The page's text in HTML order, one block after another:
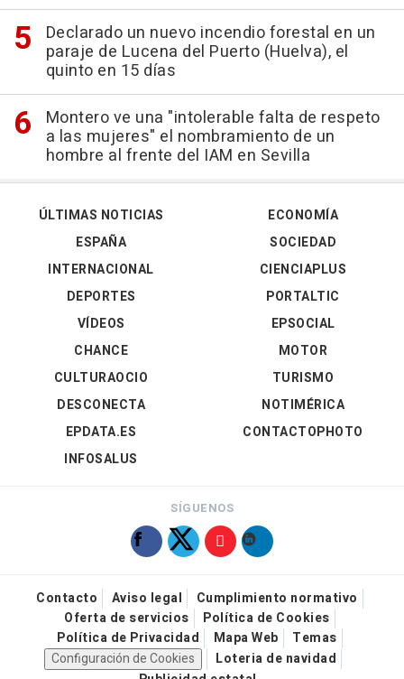
Declarado un nuevo incendio forestal en un
paraje de Lucena del Puerto (Huelva), el
quinto en 15 días
Montero ve una "intolerable falta de respeto
a las mujeres" el nombramiento de un
hombre al frente del IAM en Sevilla
ÚLTIMAS NOTICIAS
ESPAÑA
INTERNACIONAL
DEPORTES
VÍDEOS
ECONOMÍA
SOCIEDAD
CIENCIAPLUS
PORTALTIC
EPSOCIAL
CHANCE
CULTURAOCIO
DESCONECTA
EPDATA.ES
INFOSALUS
MOTOR
TURISMO
NOTIMÉRICA
CONTACTOPHOTO
SÍGUENOS
Contacto Aviso legal
Cumplimiento normativo
Oferta de servicios
Política de Cookies
Política de Privacidad
Mapa Web
Temas
Configuración de Cookies
Loteria de navidad